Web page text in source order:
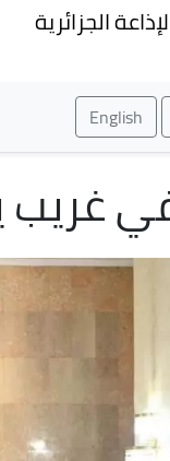
الجزائرية
English
غريب